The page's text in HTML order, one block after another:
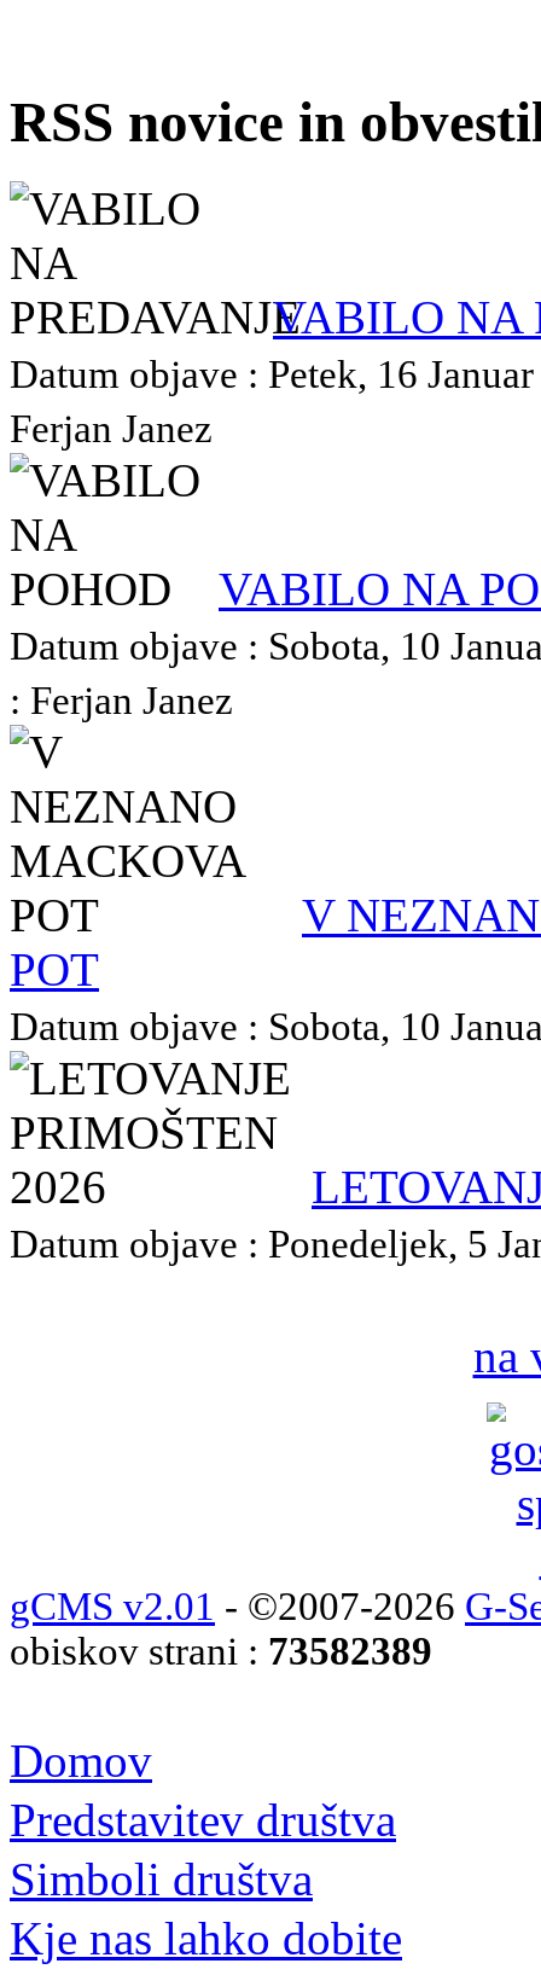
RSS novice in
VABILO NA
Datum objave : Petek, 16
Ferjan Janez
VABILO NA
Datum objave : Sobota, 10
: Ferjan Janez
V
POT
Datum objave : Sobota, 10
Datum objave : Ponedeljek, 5
na
gCMS v2.01 - ©2007-2026 G-
obiskov strani : 73582389
Domov
Predstavitev društva
Simboli društva
Kje nas lahko dobite